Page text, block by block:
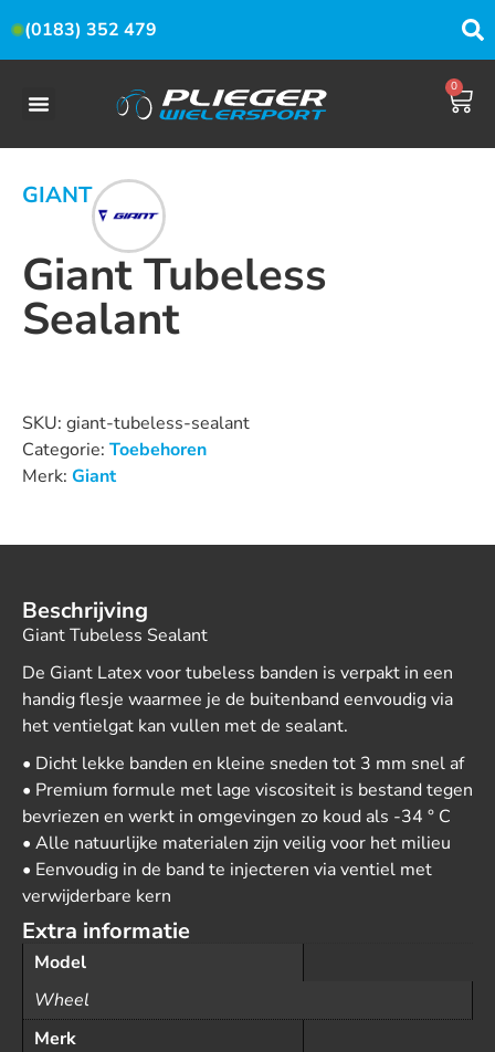
(0183) 352 479
0
GIANT
Giant Tubeless
Sealant
SKU: giant-tubeless-sealant
Categorie: Toebehoren
Merk: Giant
Beschrijving
Giant Tubeless Sealant
De Giant Latex voor tubeless banden is verpakt in een
handig flesje waarmee je de buitenband eenvoudig via
het ventielgat kan vullen met de sealant.
• Dicht lekke banden en kleine sneden tot 3 mm snel af
• Premium formule met lage viscositeit is bestand tegen
bevriezen en werkt in omgevingen zo koud als -34 ° C
• Alle natuurlijke materialen zijn veilig voor het milieu
• Eenvoudig in de band te injecteren via ventiel met
verwijderbare kern
Extra informatie
Model
Wheel
Merk